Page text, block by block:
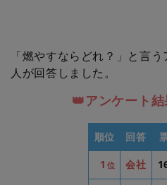
「燃やすならどれ？」と言
人が回答しました。
👑アンケート
順位 回答
1 位 会社